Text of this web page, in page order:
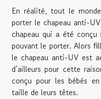
En réalité, tout le
porter le chapeau anti-
chapeau qui a été conçu
pouvant le porter. Alors
le chapeau anti-UV est
d’ailleurs pour cette
conçu pour les bébés
taille de leurs têtes.